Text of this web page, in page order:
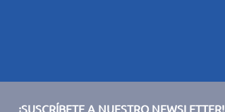
¡SUSCRÍBETE A NUESTRO NEWSLETTER!